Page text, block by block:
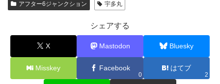
アフター6ジャンクション 宇多丸
シェアする
X Mastodon Bluesky
Misskey Facebook
0
はてブ
2